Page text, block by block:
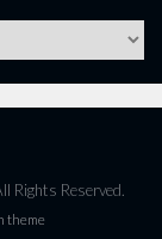
Reserved.
theme